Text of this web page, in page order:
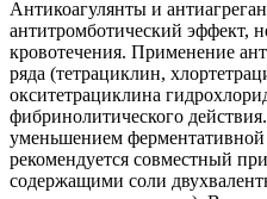
Антикоагулянты и
антитромботический эффект,
кровотечения. Применение
ряда (тетрациклин,
окситетрациклина
фибринолитического
уменьшением ферментативной
рекомендуется совместный
содержащими соли